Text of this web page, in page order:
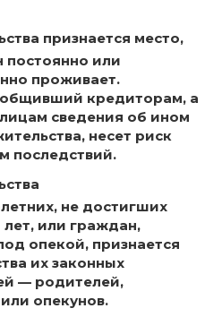
признается место,
постоянно или
проживает.
кредиторам, а
сведения об ином
несет риск
последствий.
не достигших
или граждан,
опекой, признается
их законных
— родителей,
опекунов.